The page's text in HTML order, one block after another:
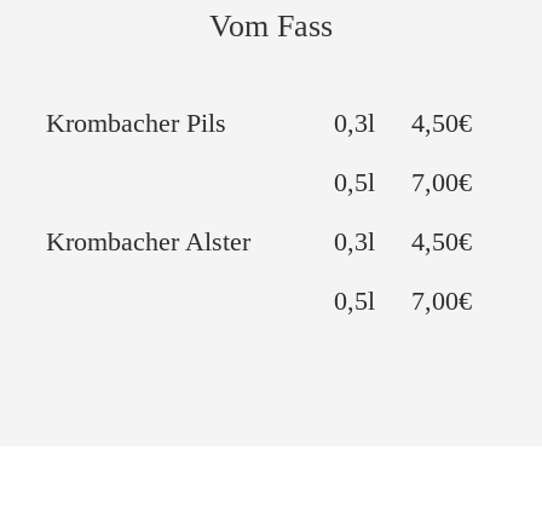
Vom Fass
Krombacher Pils 0,3l
4,50€
0,5l
7,00€
Krombacher Alster
0,3l
4,50€
0,5l
7,00€